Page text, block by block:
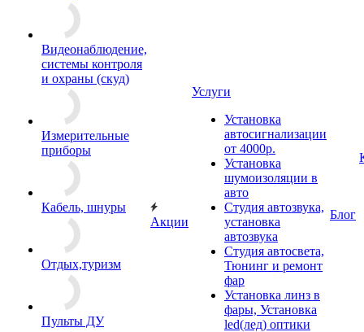
Видеонаблюдение,
системы контроля
и охраны (скуд)
Измерительные
приборы
Кабель, шнуры
Отдых,туризм
Пульты ДУ
Акции
Услуги
Установка
автосигнализации
от 4000р.
Установка
шумоизоляции в
авто
Студия автозвука,
установка
автозвука
Студия автосвета,
Тюнинг и ремонт
фар
Установка линз в
фары, Установка
led(лед) оптики
Блог